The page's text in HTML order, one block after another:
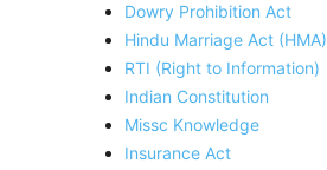
Dowry Prohibition Act
Hindu Marriage Act (HMA)
RTI (Right to Information)
Indian Constitution
Missc Knowledge
Insurance Act